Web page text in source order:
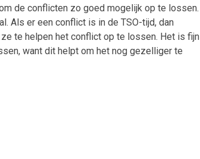
de conflicten zo goed mogelijk op te lossen.
Als er een conflict is in de TSO-tijd, dan
te helpen het conflict op te lossen. Het is fijn
want dit helpt om het nog gezelliger te